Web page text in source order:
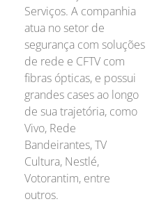
Serviços. A companhia
atua no setor de
segurança com soluções
de rede e CFTV com
fibras ópticas, e possui
grandes cases ao longo
de sua trajetória, como
Vivo, Rede
Bandeirantes, TV
Cultura, Nestlé,
Votorantim, entre
outros.